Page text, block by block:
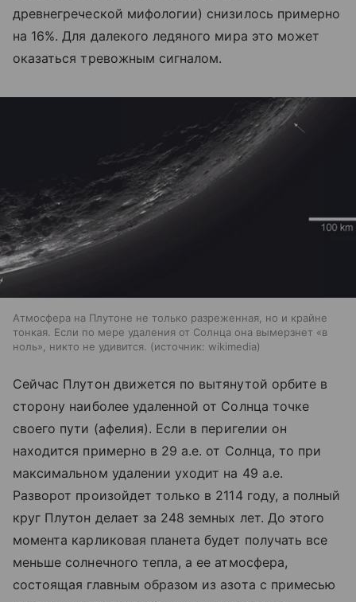
древнегреческой мифологии) снизилось примерно
на 16%. Для далекого ледяного мира это может
оказаться тревожным сигналом.
Атмосфера на Плутоне не только разреженная, но и крайне
тонкая. Если по мере удаления от Солнца она вымерзнет «в
ноль», никто не удивится.
источник: wikimedia
Сейчас Плутон движется по вытянутой орбите в
сторону наиболее удаленной от Солнца точке
своего пути (афелия). Если в перигелии он
находится примерно в 29 а.е. от Солнца, то при
максимальном удалении уходит на 49 а.е.
Разворот произойдет только в 2114 году, а полный
круг Плутон делает за 248 земных лет. До этого
момента карликовая планета будет получать все
меньше солнечного тепла, а ее атмосфера,
состоящая главным образом из азота с примесью